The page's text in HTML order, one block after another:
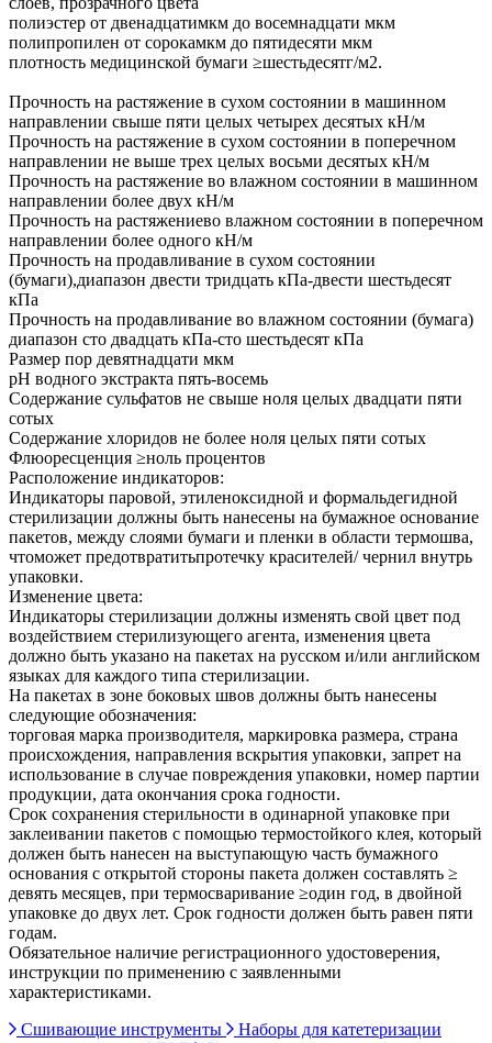
полиэстер от двенадцатимкм до восемнадцати мкм
полипропилен от сорокамкм до пятидесяти мкм
плотность медицинской бумаги ≥шестьдесятг/м2.
Прочность на растяжение в сухом состоянии в машинном
направлении свыше пяти целых четырех десятых кН/м
Прочность на растяжение в сухом состоянии в поперечном
направлении не выше трех целых восьми десятых кН/м
Прочность на растяжение во влажном состоянии в машинном
направлении более двух кН/м
Прочность на растяжениево влажном состоянии в поперечном
направлении более одного кН/м
Прочность на продавливание в сухом состоянии
(бумаги),диапазон двести тридцать кПа-двести шестьдесят
кПа
Прочность на продавливание во влажном состоянии (бумага)
диапазон сто двадцать кПа-сто шестьдесят кПа
Размер пор девятнадцати мкм
рН водного экстракта пять-восемь
Содержание сульфатов не свыше ноля целых двадцати пяти
сотых
Содержание хлоридов не более ноля целых пяти сотых
Флюоресценция ≥ноль процентов
Расположение индикаторов:
Индикаторы паровой, этиленоксидной и формальдегидной
стерилизации должны быть нанесены на бумажное основание
пакетов, между слоями бумаги и пленки в области термошва,
чтоможет предотвратитьпротечку красителей/ чернил внутрь
упаковки.
Изменение цвета:
Индикаторы стерилизации должны изменять свой цвет под
воздействием стерилизующего агента, изменения цвета
должно быть указано на пакетах на русском и/или английском
языках для каждого типа стерилизации.
На пакетах в зоне боковых швов должны быть нанесены
следующие обозначения:
торговая марка производителя, маркировка размера, страна
происхождения, направления вскрытия упаковки, запрет на
использование в случае повреждения упаковки, номер партии
продукции, дата окончания срока годности.
Срок сохранения стерильности в одинарной упаковке при
заклеивании пакетов с помощью термостойкого клея, который
должен быть нанесен на выступающую часть бумажного
основания с открытой стороны пакета должен составлять ≥
девять месяцев, при термосваривание ≥один год, в двойной
упаковке до двух лет. Срок годности должен быть равен пяти
годам.
Обязательное наличие регистрационного удостоверения,
инструкции по применению с заявленными
характеристиками.
Сшивающие инструменты
Наборы для катетеризации